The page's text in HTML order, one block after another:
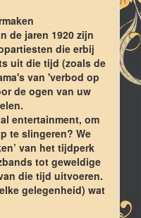
de jaren 1920 zijn
die erbij
uit die tijd (zoals de
van 'verbod op
de ogen van uw
entertainment, om
te slingeren? We
van het tijdperk
tot geweldige
die tijd uitvoeren.
gelegenheid) wat